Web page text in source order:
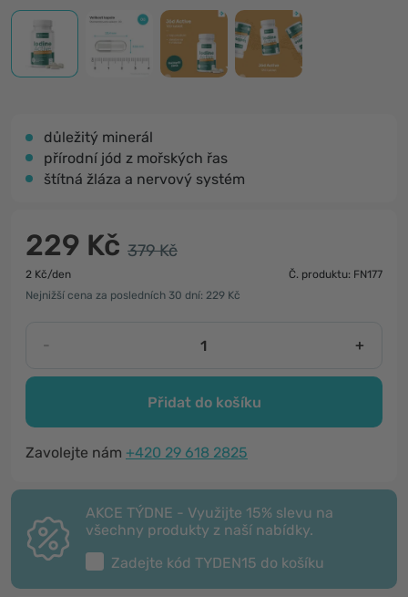
důležitý minerál
přírodní jód z mořských řas
štítná žláza a nervový systém
229 Kč 379 Kč
2 Kč/den
Č. produktu: FN177
Nejnižší cena za posledních 30 dní: 229 Kč
- +
Přidat do košíku
Zavolejte nám +420 29 618 2825
AKCE TÝDNE - Využijte 15% slevu na
všechny produkty z naší nabídky.
Zadejte kód TYDEN15 do košíku